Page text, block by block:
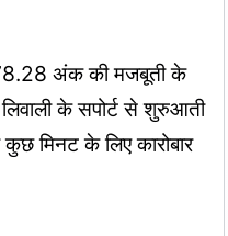
अंक की मजबूती के
के सपोर्ट से शुरुआती
मिनट के लिए कारोबार